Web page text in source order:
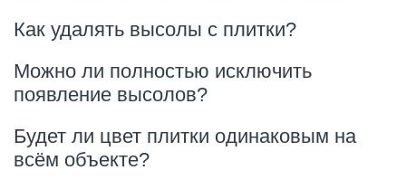
Как удалять высолы с плитки?
Можно ли полностью исключить
появление высолов?
Будет ли цвет плитки одинаковым на
всём объекте?